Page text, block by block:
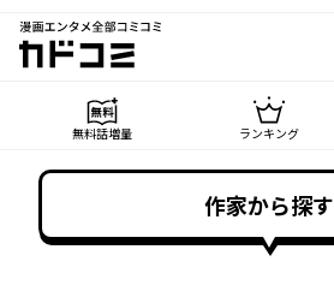
漫画エンタメ全部コミコミ
カドコミ
無料話増量 ランキング
作家から探す